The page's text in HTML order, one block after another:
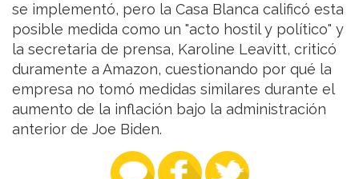
se implementó, pero la Casa Blanca calificó esta
posible medida como un "acto hostil y político" y
la secretaria de prensa, Karoline Leavitt, criticó
duramente a Amazon, cuestionando por qué la
empresa no tomó medidas similares durante el
aumento de la inflación bajo la administración
anterior de Joe Biden.